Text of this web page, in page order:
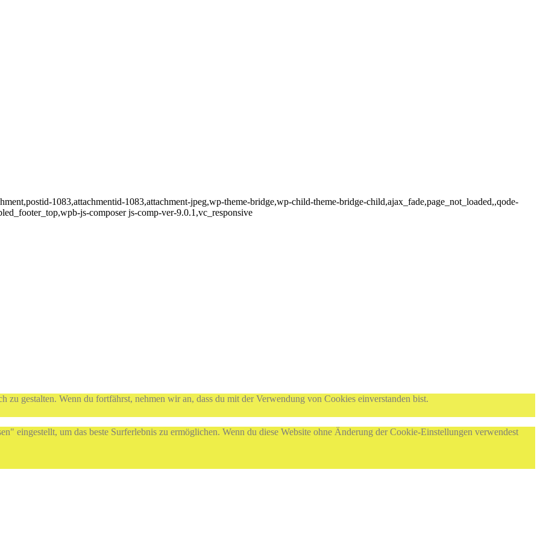
1083,attachmentid-1083,attachment-jpeg,wp-theme-bridge,wp-child-theme-bridge-child,ajax_fade,page_not_loaded,,qode-
js-composer js-comp-ver-9.0.1,vc_responsive
gestalten. Wenn du fortfährst, nehmen wir an, dass du mit der Verwendung von Cookies einverstanden bist.
eingestellt, um das beste Surferlebnis zu ermöglichen. Wenn du diese Website ohne Änderung der Cookie-Einstellungen verwendest